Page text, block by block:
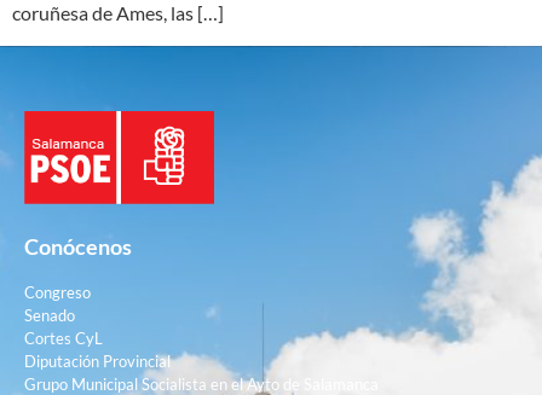
coruñesa de Ames, las […]
Conócenos
Congreso
Senado
Cortes CyL
Diputación Provincial
Grupo Municipal Socialista en el Ayto de Salamanca